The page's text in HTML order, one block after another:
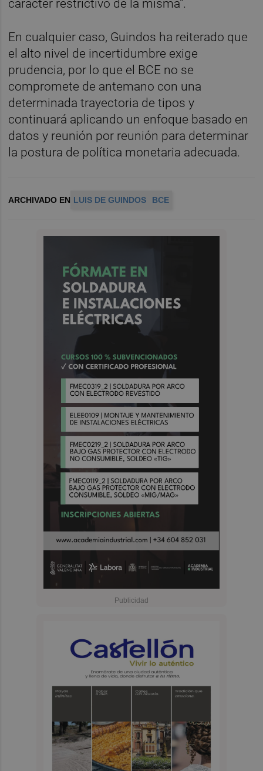
carácter restrictivo de la misma".
En cualquier caso, Guindos ha reiterado que
el alto nivel de incertidumbre exige
prudencia, por lo que el BCE no se
compromete de antemano con una
determinada trayectoria de tipos y
continuará aplicando un enfoque basado en
datos y reunión por reunión para determinar
la postura de política monetaria adecuada.
ARCHIVADO EN LUIS DE GUINDOS BCE